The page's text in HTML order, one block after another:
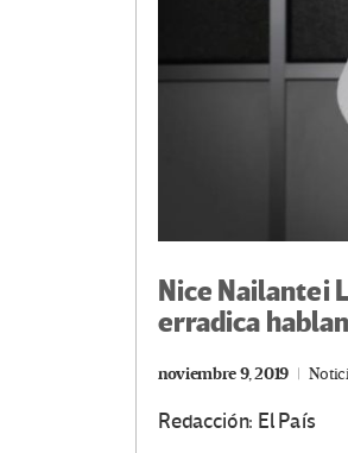
Nice Nailantei
erradica
noviembre 9, 2019
Redacción: El País